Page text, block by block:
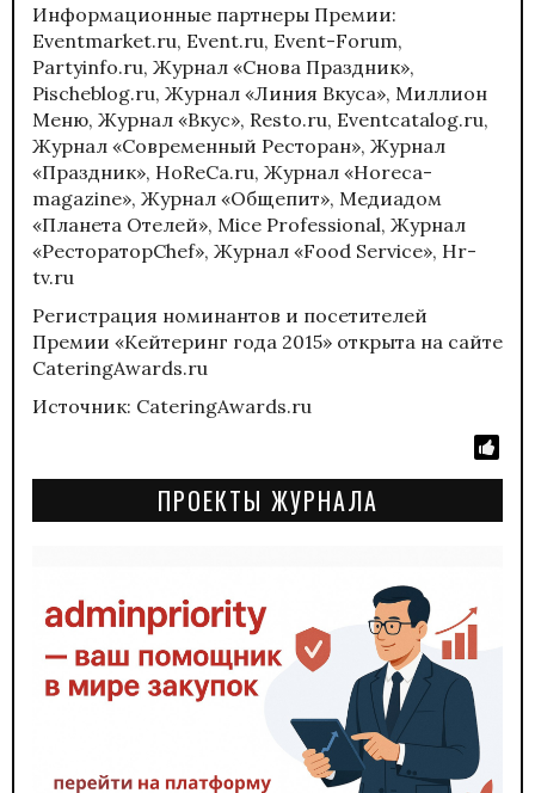
Информационные партнеры Премии:
Еventmarket.ru, Event.ru, Event-Forum,
Partyinfo.ru, Журнал «Снова Праздник»,
Pischeblog.ru, Журнал «Линия Вкуса», Миллион
Меню, Журнал «Вкус», Resto.ru, Eventcatalog.ru,
Журнал «Современный Ресторан», Журнал
«Праздник», HoReCa.ru, Журнал «Horeca-
magazine», Журнал «Общепит», Медиадом
«Планета Отелей», Mice Professional, Журнал
«РестораторChef», Журнал «Food Service», Hr-
tv.ru
Регистрация номинантов и посетителей
Премии «Кейтеринг года 2015» открыта на сайте
CateringAwards.ru
Источник: CateringAwards.ru
ПРОЕКТЫ ЖУРНАЛА